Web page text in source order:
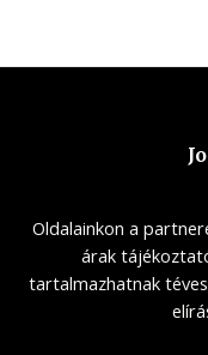
Oldalainkon a
árak
tartalmazhatnak